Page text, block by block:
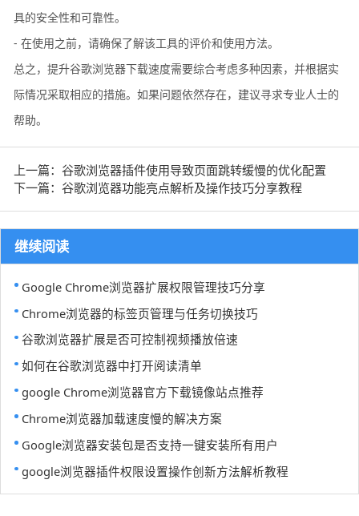
具的安全性和可靠性。
- 在使用之前，请确保了解该工具的评价和使用方法。
总之，提升谷歌浏览器下载速度需要综合考虑多种因素，并根据实
际情况采取相应的措施。如果问题依然存在，建议寻求专业人士的
帮助。
上一篇：谷歌浏览器插件使用导致页面跳转缓慢的优化配置
下一篇：谷歌浏览器功能亮点解析及操作技巧分享教程
继续阅读
Google Chrome浏览器扩展权限管理技巧分享
Chrome浏览器的标签页管理与任务切换技巧
谷歌浏览器扩展是否可控制视频播放倍速
如何在谷歌浏览器中打开阅读清单
google Chrome浏览器官方下载镜像站点推荐
Chrome浏览器加载速度慢的解决方案
Google浏览器安装包是否支持一键安装所有用户
google浏览器插件权限设置操作创新方法解析教程